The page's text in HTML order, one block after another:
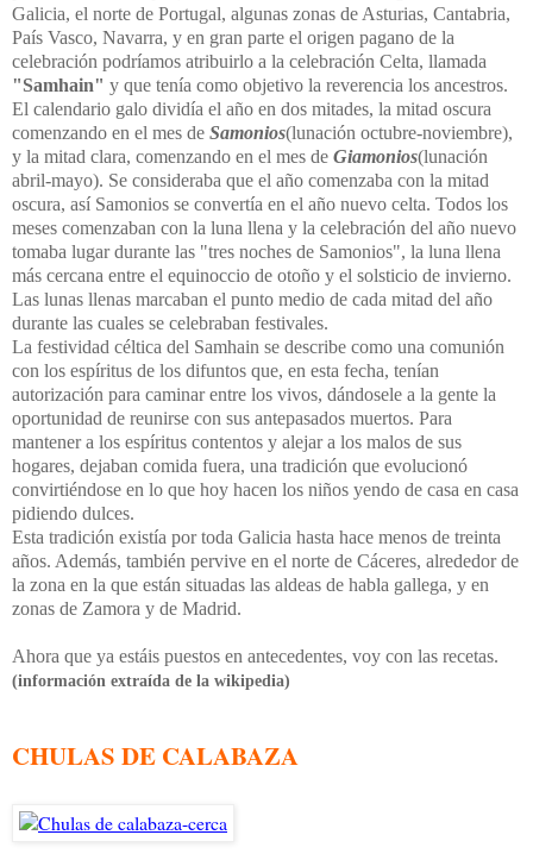
Galicia, el norte de Portugal, algunas zonas de Asturias, Cantabria,
País Vasco, Navarra, y en gran parte el origen pagano de la
celebración podríamos atribuirlo a la celebración Celta, llamada
"Samhain" y que tenía como objetivo la reverencia los ancestros.
El calendario galo dividía el año en dos mitades, la mitad oscura
comenzando en el mes de Samonios(lunación octubre-noviembre),
y la mitad clara, comenzando en el mes de Giamonios(lunación
abril-mayo). Se consideraba que el año comenzaba con la mitad
oscura, así Samonios se convertía en el año nuevo celta. Todos los
meses comenzaban con la luna llena y la celebración del año nuevo
tomaba lugar durante las "tres noches de Samonios", la luna llena
más cercana entre el equinoccio de otoño y el solsticio de invierno.
Las lunas llenas marcaban el punto medio de cada mitad del año
durante las cuales se celebraban festivales.
La festividad céltica del Samhain se describe como una comunión
con los espíritus de los difuntos que, en esta fecha, tenían
autorización para caminar entre los vivos, dándosele a la gente la
oportunidad de reunirse con sus antepasados muertos. Para
mantener a los espíritus contentos y alejar a los malos de sus
hogares, dejaban comida fuera, una tradición que evolucionó
convirtiéndose en lo que hoy hacen los niños yendo de casa en casa
pidiendo dulces.
Esta tradición existía por toda Galicia hasta hace menos de treinta
años. Además, también pervive en el norte de Cáceres, alrededor de
la zona en la que están situadas las aldeas de habla gallega, y en
zonas de Zamora y de Madrid.
Ahora que ya estáis puestos en antecedentes, voy con las recetas.
(información extraída de la wikipedia)
CHULAS DE CALABAZA